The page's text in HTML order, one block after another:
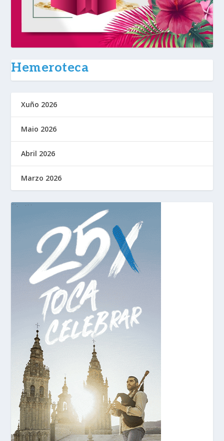
Hemeroteca
Xuño 2026
Maio 2026
Abril 2026
Marzo 2026